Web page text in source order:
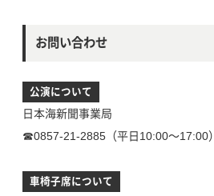
お問い合わせ
公演について
日本海新聞事業局
☎0857-21-2885（平日10:00～17:00）
車椅子席について